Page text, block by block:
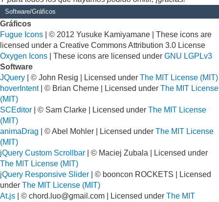
Software/Gráficos
Gráficos
Fugue Icons | © 2012 Yusuke Kamiyamane | These icons are
licensed under a Creative Commons Attribution 3.0 License
Oxygen Icons | These icons are licensed under GNU LGPLv3
Software
JQuery | © John Resig | Licensed under The MIT License (MIT)
hoverIntent| © Brian Cherne | Licensed under The MIT License
(MIT)
SCEditor | © Sam Clarke | Licensed under The MIT License
(MIT)
animaDrag | © Abel Mohler | Licensed under The MIT License
(MIT)
jQuery Custom Scrollbar | © Maciej Zubala | Licensed under
The MIT License (MIT)
jQuery Responsive Slider | © booncon ROCKETS | Licensed
under The MIT License (MIT)
At.js | © chord.luo@gmail.com | Licensed under The MIT